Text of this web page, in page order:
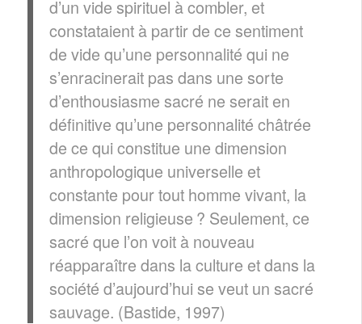
d’un vide spirituel à combler, et
constataient à partir de ce sentiment
de vide qu’une personnalité qui ne
s’enracinerait pas dans une sorte
d’enthousiasme sacré ne serait en
définitive qu’une personnalité châtrée
de ce qui constitue une dimension
anthropologique universelle et
constante pour tout homme vivant, la
dimension religieuse ? Seulement, ce
sacré que l’on voit à nouveau
réapparaître dans la culture et dans la
société d’aujourd’hui se veut un sacré
sauvage. (Bastide, 1997)